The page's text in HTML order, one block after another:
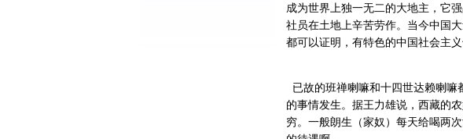
成为世界上独一无二的大地主，它
社员在土地上辛苦劳作。当今中国
都可以证明，有特色的中国社会主义
已故的班禅喇嘛和十四世达赖喇嘛
的事情发生。据王力雄说，西藏的
穷。一般朗生（家奴）每天给喝两